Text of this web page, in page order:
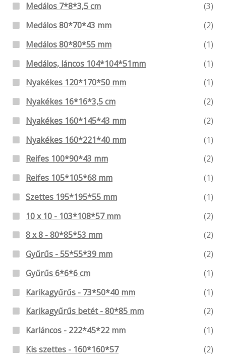
Medálos 7*8*3,5 cm
(3)
Medálos 80*70*43 mm
(2)
Medálos 80*80*55 mm
(1)
Medálos, láncos 104*104*51mm
(1)
Nyakékes 120*170*50 mm
(1)
Nyakékes 16*16*3,5 cm
(2)
Nyakékes 160*145*43 mm
(2)
Nyakékes 160*221*40 mm
(1)
Reifes 100*90*43 mm
(2)
Reifes 105*105*68 mm
(1)
Szettes 195*195*55 mm
(1)
10 x 10 - 103*108*57 mm
(2)
8 x 8 - 80*85*53 mm
(2)
Gyűrűs - 55*55*39 mm
(2)
Gyűrűs 6*6*6 cm
(1)
Karikagyűrűs - 73*50*40 mm
(1)
Karikagyűrűs betét - 80*85 mm
(2)
Karláncos - 222*45*22 mm
(1)
Kis szettes - 160*160*57
(2)